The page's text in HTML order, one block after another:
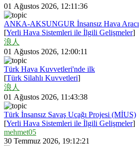
01 Ağustos 2026, 12:11:36
ANKA-AKSUNGUR İnsansız Hava Aracı
[Yerli Hava Sistemleri ile İlgili Gelişmeler]
浪人
01 Ağustos 2026, 12:00:11
Türk Hava Kuvvetleri'nde ilk
[Türk Silahlı Kuvvetleri]
浪人
01 Ağustos 2026, 11:43:38
Türk İnsansız Savaş Uçağı Projesi (MİUS)
[Yerli Hava Sistemleri ile İlgili Gelişmeler]
mehmet05
30 Temmuz 2026, 19:12:21